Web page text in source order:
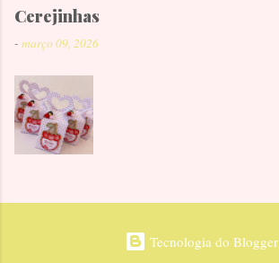
Cerejinhas
- março 09, 2026
Tecnologia do Blogger